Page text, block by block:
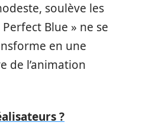
soulève les
Blue » ne se
en une
de l’animation
?